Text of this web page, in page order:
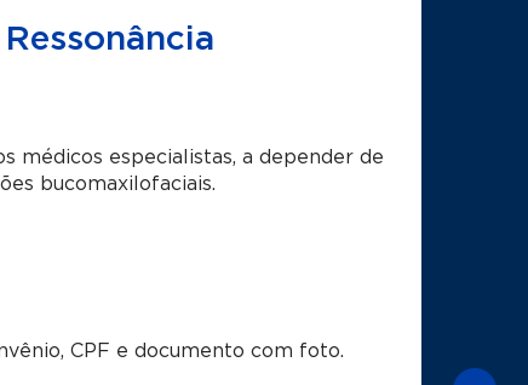
médicos especialistas, a depender de
bucomaxilofaciais.
CPF e documento com foto.